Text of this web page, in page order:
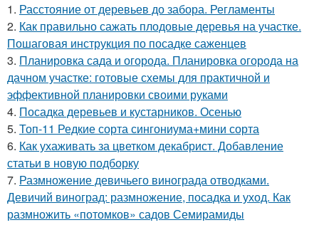
1. Расстояние от деревьев до забора. Регламенты
2. Как правильно сажать плодовые деревья на участке.
Пошаговая инструкция по посадке саженцев
3. Планировка сада и огорода. Планировка огорода на
дачном участке: готовые схемы для практичной и
эффективной планировки своими руками
4. Посадка деревьев и кустарников. Осенью
5. Топ-11 Редкие сорта сингониума+мини сорта
6. Как ухаживать за цветком декабрист. Добавление
статьи в новую подборку
7. Размножение девичьего винограда отводками.
Девичий виноград: размножение, посадка и уход. Как
размножить «потомков» садов Семирамиды